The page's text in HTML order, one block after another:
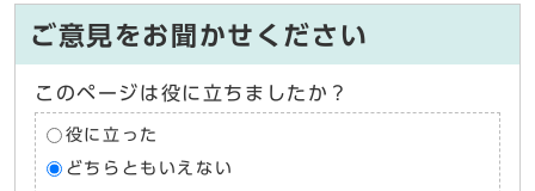
ご意見をお聞かせください
このページは役に立ちましたか？
役に立った
どちらともいえない